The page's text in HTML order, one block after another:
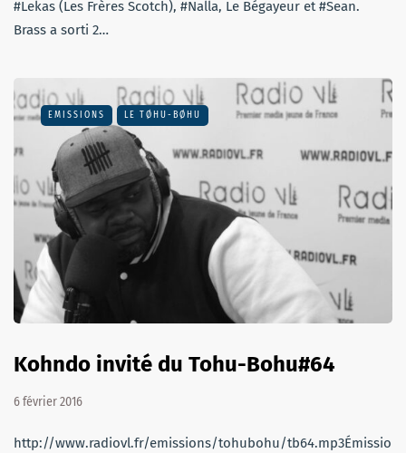
#Lekas (Les Frères Scotch), #Nalla, Le Bégayeur et #Sean.
Brass a sorti 2…
EMISSIONS LE TØHU-BØHU
Kohndo invité du Tohu-Bohu#64
6 février 2016
http://www.radiovl.fr/emissions/tohubohu/tb64.mp3Émission